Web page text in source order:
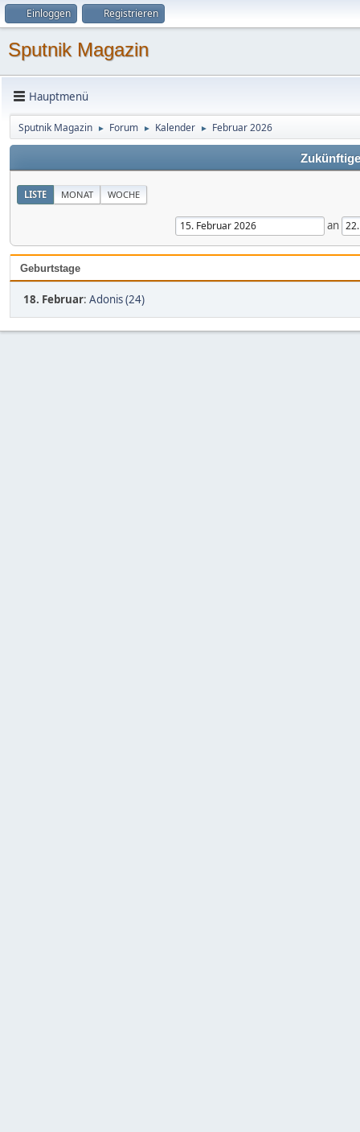
Einloggen Registrieren
Sputnik Magazin
Hauptmenü
Sputnik Magazin ► Forum ► Kalender ► Februar 2026
LISTE MONAT WOCHE
an
Geburtstage
18. Februar: Adonis (24)